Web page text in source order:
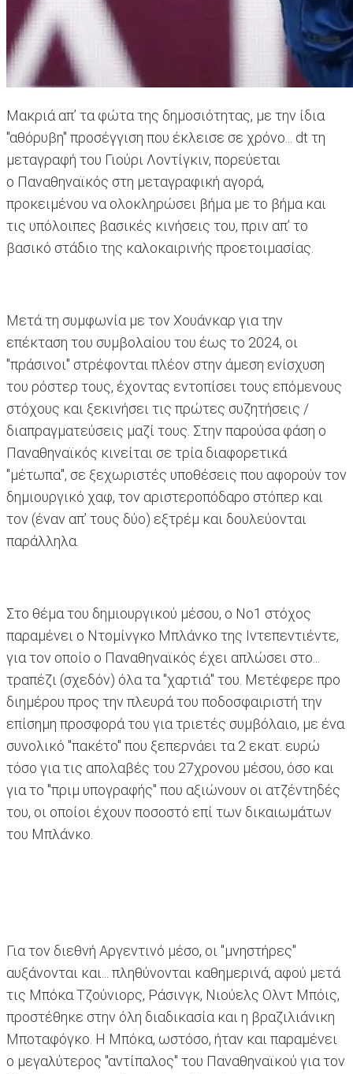
Μακριά απ’ τα φώτα της δημοσιότητας, με την ίδια
"αθόρυβη" προσέγγιση που έκλεισε σε χρόνο... dt τη
μεταγραφή του Γιούρι Λοντίγκιν, πορεύεται
ο Παναθηναϊκός στη μεταγραφική αγορά,
προκειμένου να ολοκληρώσει βήμα με το βήμα και
τις υπόλοιπες βασικές κινήσεις του, πριν απ’ το
βασικό στάδιο της καλοκαιρινής προετοιμασίας.
Μετά τη συμφωνία με τον Χουάνκαρ για την
επέκταση του συμβολαίου του έως το 2024, οι
"πράσινοι" στρέφονται πλέον στην άμεση ενίσχυση
του ρόστερ τους, έχοντας εντοπίσει τους επόμενους
στόχους και ξεκινήσει τις πρώτες συζητήσεις /
διαπραγματεύσεις μαζί τους. Στην παρούσα φάση ο
Παναθηναϊκός κινείται σε τρία διαφορετικά
"μέτωπα", σε ξεχωριστές υποθέσεις που αφορούν τον
δημιουργικό χαφ, τον αριστεροπόδαρο στόπερ και
τον (έναν απ’ τους δύο) εξτρέμ και δουλεύονται
παράλληλα.
Στο θέμα του δημιουργικού μέσου, ο Νο1 στόχος
παραμένει ο Ντομίνγκο Μπλάνκο της Ιντεπεντιέντε,
για τον οποίο ο Παναθηναϊκός έχει απλώσει στο...
τραπέζι (σχεδόν) όλα τα "χαρτιά" του. Μετέφερε προ
διημέρου προς την πλευρά του ποδοσφαιριστή την
επίσημη προσφορά του για τριετές συμβόλαιο, με ένα
συνολικό "πακέτο" που ξεπερνάει τα 2 εκατ. ευρώ
τόσο για τις απολαβές του 27χρονου μέσου, όσο και
για το "πριμ υπογραφής" που αξιώνουν οι ατζέντηδές
του, οι οποίοι έχουν ποσοστό επί των δικαιωμάτων
του Μπλάνκο.
Για τον διεθνή Αργεντινό μέσο, οι "μνηστήρες"
αυξάνονται και... πληθύνονται καθημερινά, αφού μετά
τις Μπόκα Τζούνιορς, Ράσινγκ, Νιούελς Ολντ Μπόις,
προστέθηκε στην όλη διαδικασία και η βραζιλιάνικη
Μποταφόγκο. Η Μπόκα, ωστόσο, ήταν και παραμένει
ο μεγαλύτερος "αντίπαλος" του Παναθηναϊκού για τον